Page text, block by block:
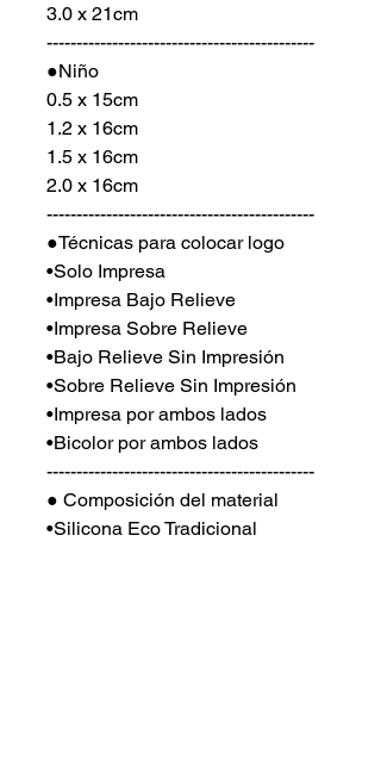
3.0 x 21cm
---------------------------------------------
●Niño
0.5 x 15cm
1.2 x 16cm
1.5 x 16cm
2.0 x 16cm
---------------------------------------------
●Técnicas para colocar logo
•Solo Impresa
•Impresa Bajo Relieve
•Impresa Sobre Relieve
•Bajo Relieve Sin Impresión
•Sobre Relieve Sin Impresión
•Impresa por ambos lados
•Bicolor por ambos lados
---------------------------------------------
● Composición del material
•Silicona Eco Tradicional